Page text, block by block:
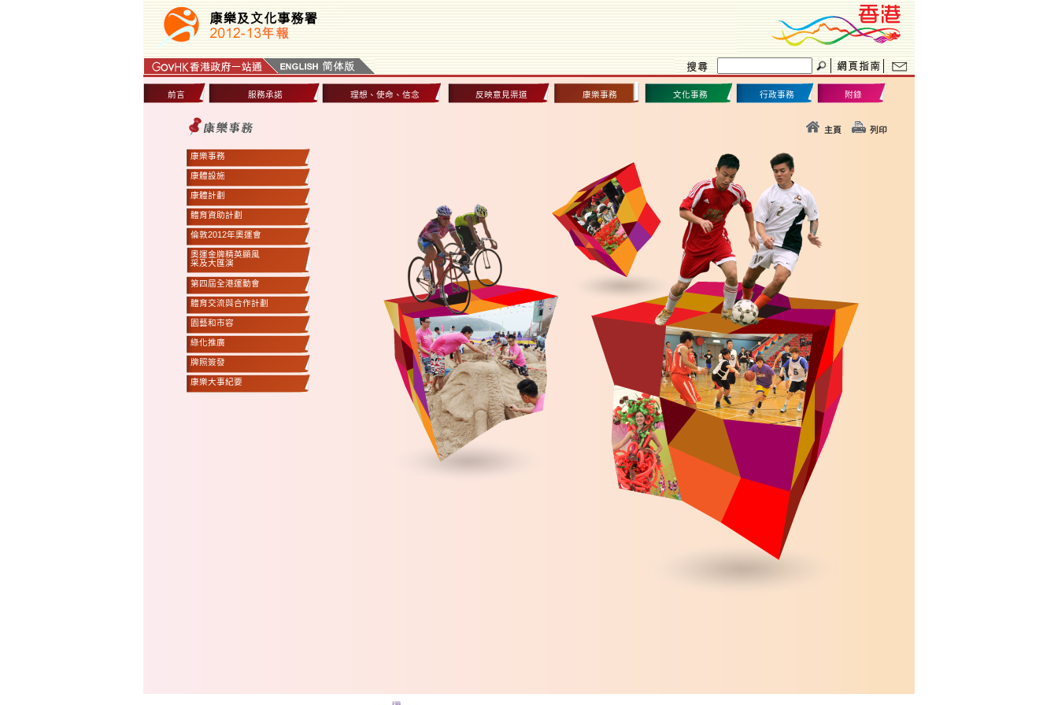
前言 服務承諾 理想、使命、信念 反映意見渠道 康樂事務 文化事務 行政事務 附錄
康樂事務
康體設施
康體計劃
體育資助計劃
倫敦2012年奧運會
奧運金牌精英顯風
采及大匯演
第四屆全港運動會
體育交流與合作計劃
園藝和市容
綠化推廣
牌照簽發
康樂大事紀要
主頁 列印